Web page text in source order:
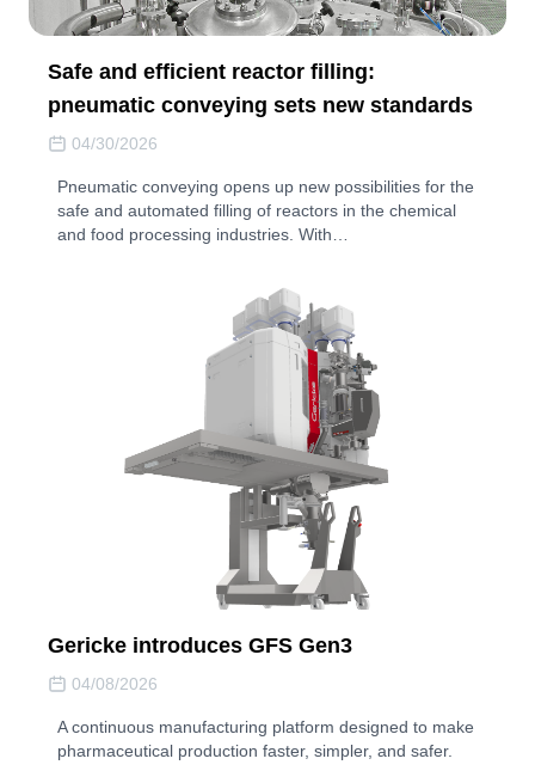
Safe and efficient reactor filling:
pneumatic conveying sets new standards
04/30/2026
Pneumatic conveying opens up new possibilities for the
safe and automated filling of reactors in the chemical
and food processing industries. With…
Gericke introduces GFS Gen3
04/08/2026
A continuous manufacturing platform designed to make
pharmaceutical production faster, simpler, and safer.